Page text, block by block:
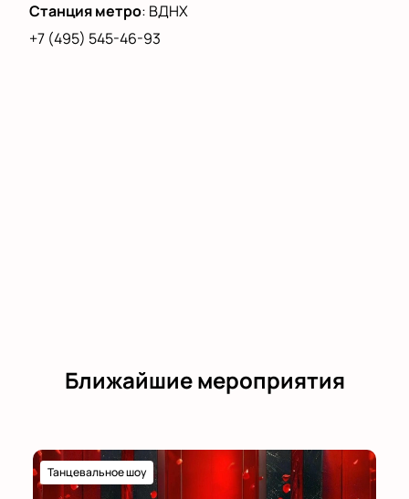
Станция метро: ВДНХ
+7 (495) 545-46-93
Ближайшие мероприятия
Танцевальное шоу